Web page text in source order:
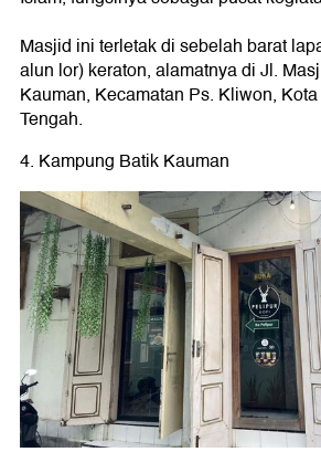
Masjid ini terletak di sebelah barat
alun lor) keraton, alamatnya di Jl.
Kauman, Kecamatan Ps. Kliwon,
Tengah.
4. Kampung Batik Kauman